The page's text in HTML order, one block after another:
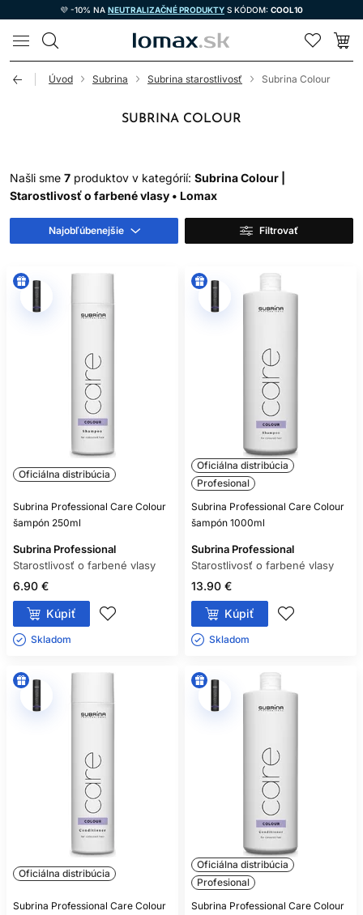
💜 -10% NA NEUTRALIZAČNÉ PRODUKTY S KÓDOM: COOL10
LOMAX
Úvod Subrina Subrina starostlivosť Subrina Colour
SUBRINA COLOUR
Našli sme 7 produktov v kategórií: Subrina Colour |
Starostlivosť o farbené vlasy • Lomax
Najobľúbenejšie Filtrovať
Oficiálna distribúcia
Subrina Professional Care Colour
šampón 250ml
Subrina Professional
Starostlivosť o farbené vlasy
6.90 €
Kúpiť
Skladom ㅤ
Oficiálna distribúcia
Profesional
Subrina Professional Care Colour
šampón 1000ml
Subrina Professional
Starostlivosť o farbené vlasy
13.90 €
Kúpiť
Skladom ㅤ
Oficiálna distribúcia
Subrina Professional Care Colour
Oficiálna distribúcia
Profesional
Subrina Professional Care Colour